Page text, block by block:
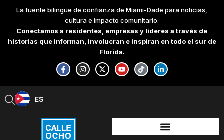
content
La fuente bilingüe de confianza de Miami-Dade para noticias,
cultura e impacto comunitario.
Conectamos a residentes, empresas y líderes a través de
historias que informan, involucran e inspiran en todo el sur de
Florida.
F
a
c
e
-
f
I
n
s
t
X
-
t
w
Y
o
u
t
T
i
k
t
L
i
n
k
-
i
n
ES
EN